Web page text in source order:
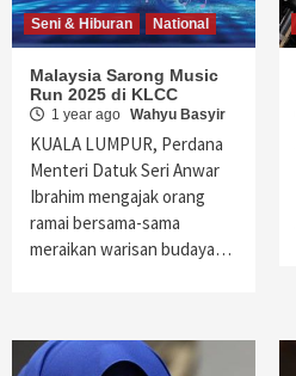
Seni & Hiburan National
Malaysia Sarong Music
Run 2025 di KLCC
1 year ago Wahyu Basyir
KUALA LUMPUR, Perdana
Menteri Datuk Seri Anwar
Ibrahim mengajak orang
ramai bersama-sama
meraikan warisan budaya…